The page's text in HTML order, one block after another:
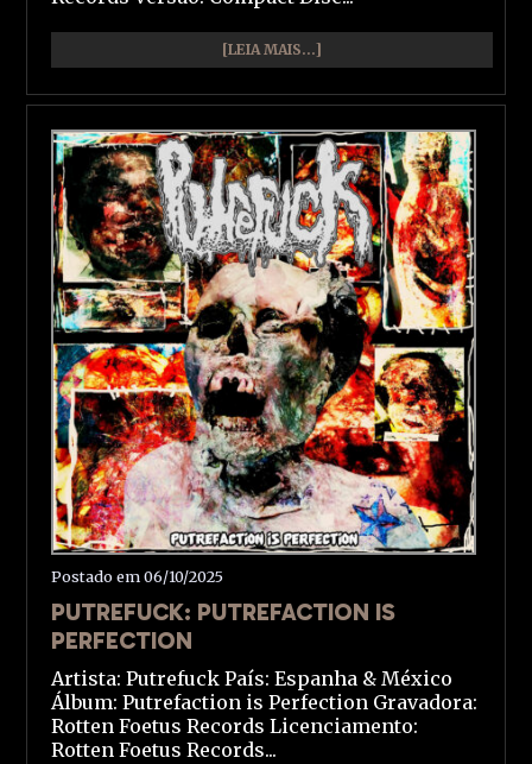
[LEIA MAIS...]
Postado em 06/10/2025
PUTREFUCK: PUTREFACTION IS
PERFECTION
Artista: Putrefuck País: Espanha & México
Álbum: Putrefaction is Perfection Gravadora:
Rotten Foetus Records Licenciamento:
Rotten Foetus Records...